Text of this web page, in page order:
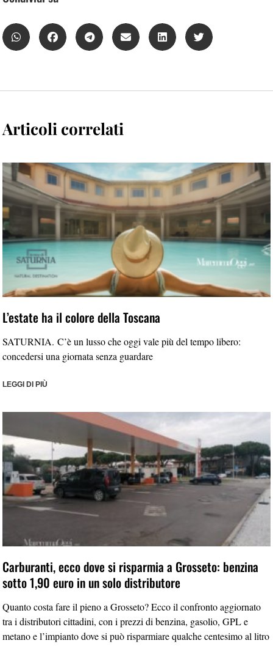
Articoli correlati
L’estate ha il colore della Toscana
SATURNIA. C’è un lusso che oggi vale più del tempo libero:
concedersi una giornata senza guardare
LEGGI DI PIÙ
Carburanti, ecco dove si risparmia a Grosseto: benzina
sotto 1,90 euro in un solo distributore
Quanto costa fare il pieno a Grosseto? Ecco il confronto aggiornato
tra i distributori cittadini, con i prezzi di benzina, gasolio, GPL e
metano e l’impianto dove si può risparmiare qualche centesimo al litro